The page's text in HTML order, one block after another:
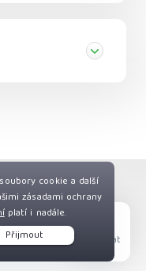
Inc. Všechna
Live Chat